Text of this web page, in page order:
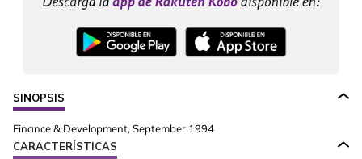
SINOPSIS
Finance & Development, September 1994
CARACTERÍSTICAS